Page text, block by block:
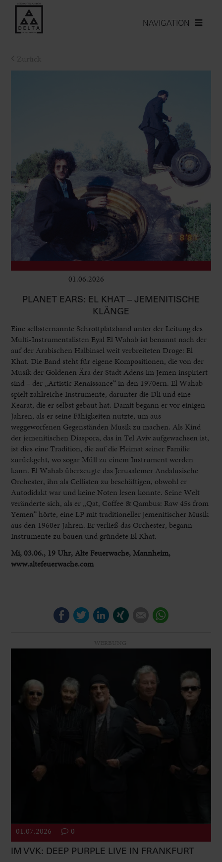
NAVIGATION
01.06.2026
PLANET EARS: EL KHAT – JEMENITISCHE
KLÄNGE
Eine selbsternannte Schrottplatzband unter der Leitung des
Multi-Instrumentalisten Eyal El Wahab ist benannt nach der
auf der Arabischen Halbinsel weit verbreiteten Droge: El
Khat. Die Band steht für eigene Kompositionen, die von der
Musik der Goldenen Ära der Stadt Adens im Jemen inspiriert
sind – der „Artistic Renaissance“ in den 1970ern. El Wahab
spielt zahlreiche Instrumente, darunter die Dli und eine
Kearat, die er selbst gebaut hat. Damit begann er vor einigen
Jahren, als er seine Fähigkeiten nutzte, um aus
weggeworfenen Gegenständen Musik zu machen. Als Kind
der jemenitischen Diaspora, das in Tel Aviv aufgewachsen ist,
ist dies eine Tradition, die auf die Heimat seiner Familie
zurückgeht, wo sogar Müll zu einem Instrument werden
kann. El Wahab überzeugte das Jerusalemer Andalusische
Orchester, ihn als Cellisten zu beschäftigen, obwohl er
Autodidakt war und keine Noten lesen konnte. Seine Welt
veränderte sich, als er „Qat, Coffee & Qambus: Raw 45s from
Yemen“ hörte, eine LP mit traditioneller jemenitischer Musik
aus den 1960er Jahren. Er verließ das Orchester, begann
Instrumente zu bauen und gründete El Khat.
Mi, 03.06., 19 Uhr, Alte Feuerwache, Mannheim,
www.altefeuerwache.com
FacebookTwitterLinkedIn E-mail
01.07.2026 0
IM VVK: DEEP PURPLE LIVE IN FRANKFURT